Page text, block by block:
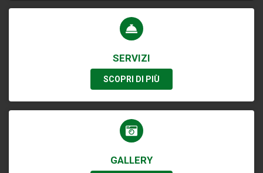
SERVIZI
SCOPRI DI PIÙ
GALLERY